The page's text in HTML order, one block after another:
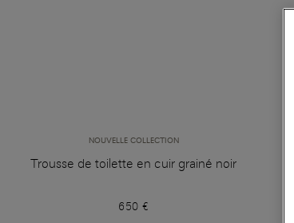
NOUVELLE COLLECTION
Trousse de toilette en cuir grainé noir
650 €